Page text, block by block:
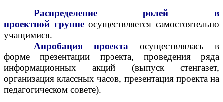
Распределение
ролей в
проектной группе осуществляется самостоятельно
учащимися.
Апробация
проекта осуществлялась в
форме презентации проекта, проведения ряда
информационных акций (выпуск стенгазет,
организация классных часов, презентация проекта на
педагогическом совете).